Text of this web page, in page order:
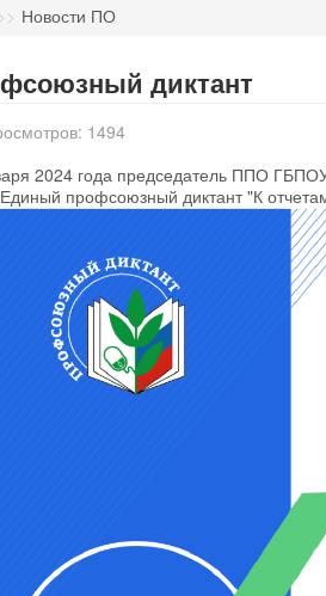
>> Новости ПО
шаблоны Joomla
диктант
1494
2024 года председатель ППО
профсоюзный диктант "К